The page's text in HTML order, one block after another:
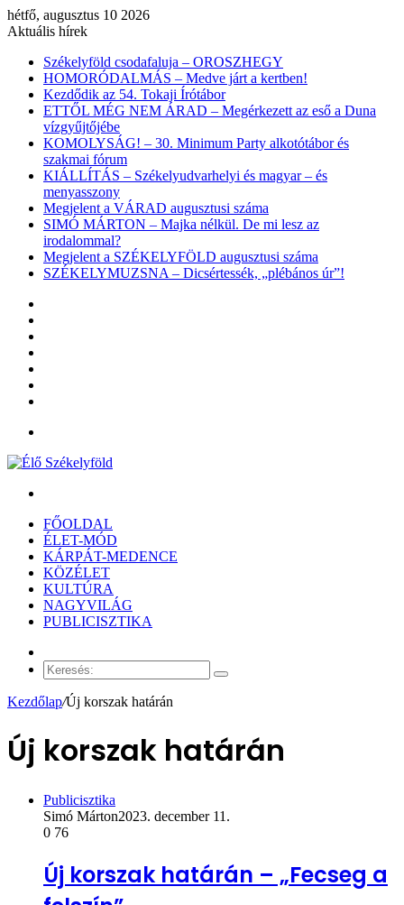
hétfő, augusztus 10 2026
Aktuális hírek
Székelyföld csodafaluja – OROSZHEGY
HOMORÓDALMÁS – Medve járt a kertben!
Kezdődik az 54. Tokaji Írótábor
ETTŐL MÉG NEM ÁRAD – Megérkezett az eső a Duna
vízgyűjtőjébe
KOMOLYSÁG! – 30. Minimum Party alkotótábor és
szakmai fórum
KIÁLLÍTÁS – Székelyudvarhelyi és magyar – és
menyasszony
Megjelent a VÁRAD augusztusi száma
SIMÓ MÁRTON – Majka nélkül. De mi lesz az
irodalommal?
Megjelent a SZÉKELYFÖLD augusztusi száma
SZÉKELYMUZSNA – Dicsértessék, „plébános úr”!
FŐOLDAL
ÉLET-MÓD
KÁRPÁT-MEDENCE
KÖZÉLET
KULTÚRA
NAGYVILÁG
PUBLICISZTIKA
cikk
Keresés:
Kezdőlap/Új korszak határán
Új korszak határán
Publicisztika
Simó Márton2023. december 11.
0 76
Új korszak határán – „Fecseg a